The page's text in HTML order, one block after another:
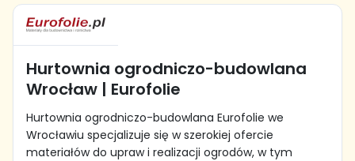
Hurtownia ogrodniczo-budowlana
Wrocław | Eurofolie
Hurtownia ogrodniczo-budowlana Eurofolie we
Wrocławiu specjalizuje się w szerokiej ofercie
materiałów do upraw i realizacji ogrodów, w tym